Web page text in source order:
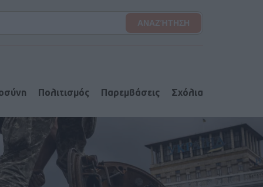
Πολιτισμός Παρεμβάσεις Σχόλια